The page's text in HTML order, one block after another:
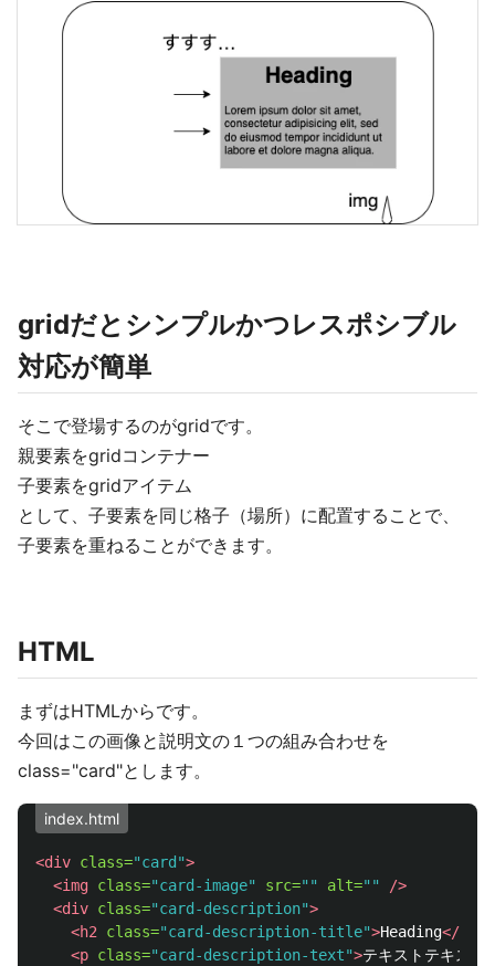
gridだとシンプルかつレスポシブル
対応が簡単
そこで登場するのがgridです。
親要素をgridコンテナー
子要素をgridアイテム
として、子要素を同じ格子（場所）に配置することで、
子要素を重ねることができます。
HTML
まずはHTMLからです。
今回はこの画像と説明文の１つの組み合わせを
class="card"とします。
index.html
<div class="card">
<img class="card-image" src="" alt=""
/>
<div class="card-description">
<h2
class="card-description-title">Heading</h2>
<p class="card-description-text">テキストテキスト